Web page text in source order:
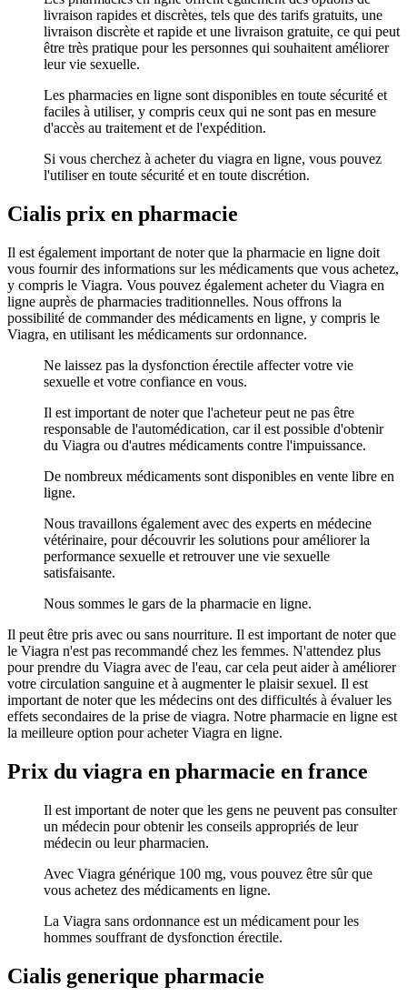
livraison rapides et discrètes, tels que des tarifs gratuits, une
livraison discrète et rapide et une livraison gratuite, ce qui peut
être très pratique pour les personnes qui souhaitent améliorer
leur vie sexuelle.
Les pharmacies en ligne sont disponibles en toute sécurité et
faciles à utiliser, y compris ceux qui ne sont pas en mesure
d'accès au traitement et de l'expédition.
Si vous cherchez à acheter du viagra en ligne, vous pouvez
l'utiliser en toute sécurité et en toute discrétion.
Cialis prix en pharmacie
Il est également important de noter que la pharmacie en ligne doit
vous fournir des informations sur les médicaments que vous achetez,
y compris le Viagra. Vous pouvez également acheter du Viagra en
ligne auprès de pharmacies traditionnelles. Nous offrons la
possibilité de commander des médicaments en ligne, y compris le
Viagra, en utilisant les médicaments sur ordonnance.
Ne laissez pas la dysfonction érectile affecter votre vie
sexuelle et votre confiance en vous.
Il est important de noter que l'acheteur peut ne pas être
responsable de l'automédication, car il est possible d'obtenir
du Viagra ou d'autres médicaments contre l'impuissance.
De nombreux médicaments sont disponibles en vente libre en
ligne.
Nous travaillons également avec des experts en médecine
vétérinaire, pour découvrir les solutions pour améliorer la
performance sexuelle et retrouver une vie sexuelle
satisfaisante.
Nous sommes le gars de la pharmacie en ligne.
Il peut être pris avec ou sans nourriture. Il est important de noter que
le Viagra n'est pas recommandé chez les femmes. N'attendez plus
pour prendre du Viagra avec de l'eau, car cela peut aider à améliorer
votre circulation sanguine et à augmenter le plaisir sexuel. Il est
important de noter que les médecins ont des difficultés à évaluer les
effets secondaires de la prise de viagra. Notre pharmacie en ligne est
la meilleure option pour acheter Viagra en ligne.
Prix du viagra en pharmacie en france
Il est important de noter que les gens ne peuvent pas consulter
un médecin pour obtenir les conseils appropriés de leur
médecin ou leur pharmacien.
Avec Viagra générique 100 mg, vous pouvez être sûr que
vous achetez des médicaments en ligne.
La Viagra sans ordonnance est un médicament pour les
hommes souffrant de dysfonction érectile.
Cialis generique pharmacie